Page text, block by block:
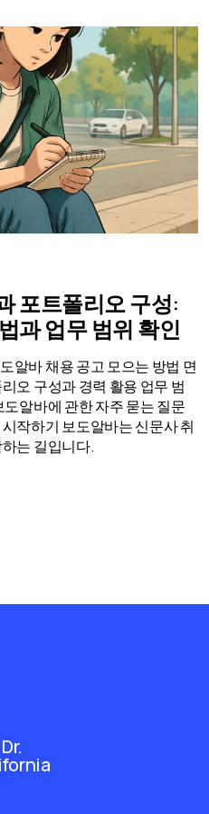
포트폴리오 구성:
과 업무 범위 확인
알바 채용 공고 모으는 방법 면
오 구성과 경력 활용 업무 범
알바에 관한 자주 묻는 질문
작하기 보도알바는 신문사 취
는 길입니다.